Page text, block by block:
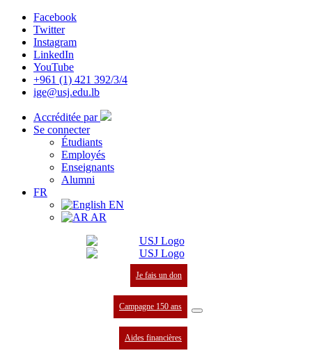
Facebook
Twitter
Instagram
LinkedIn
YouTube
+961 (1) 421 392/3/4
ige@usj.edu.lb
Accréditée par
Se connecter
Étudiants
Employés
Enseignants
Alumni
FR
EN
AR
Je fais un don
Campagne 150 ans
Aides financières